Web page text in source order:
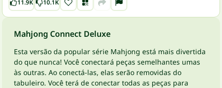
11.9K 10.1K
Mahjong Connect Deluxe
Esta versão da popular série Mahjong está mais divertida
do que nunca! Você conectará peças semelhantes umas
às outras. Ao conectá-las, elas serão removidas do
tabuleiro. Você terá de conectar todas as peças para